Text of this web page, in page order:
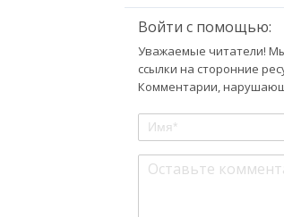
Войти с помощью:
Уважаемые читатели!
ссылки на сторонние
Комментарии,